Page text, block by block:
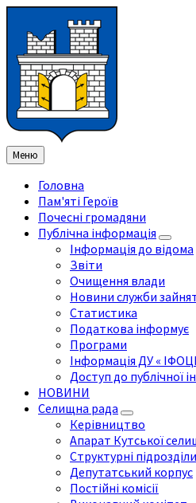
змісту
ліву
бічну
панель
праву
бічну
панель
нижнього
колонтитула
Меню
Головна
Пам'яті Героїв
Почесні громадяни
Публічна інформація
Інформація до відома
Звіти
Очищення влади
Новини служби
Статистика
Податкова інформує
Програми
Інформація ДУ «
Доступ до публічної
НОВИНИ
Селищна рада
Керівництво
Апарат Кутської
Структурні
Депутатський корпус
Постійні комісії